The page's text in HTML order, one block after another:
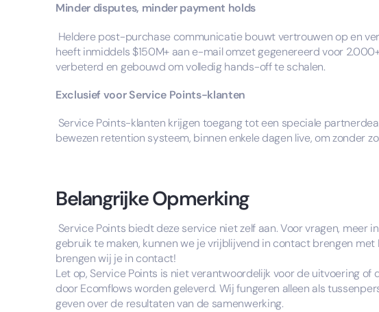
Minder disputes, minder payment holds
Heldere post-purchase communicatie bouwt vertrouwen op en
heeft inmiddels $150M+ aan e-mail omzet gegenereerd voor
verbeterd en gebouwd om volledig hands-off te schalen.
Exclusief voor Service Points-klanten
Service Points-klanten krijgen toegang tot een speciale
bewezen retention systeem, binnen enkele dagen live, om zonder
Belangrijke Opmerking
Service Points biedt deze service niet zelf aan. Voor vragen, meer
gebruik te maken, kunnen we je vrijblijvend in contact brengen met
brengen wij je in contact!
Let op, Service Points is niet verantwoordelijk voor de uitvoering
door Ecomflows worden geleverd. Wij fungeren alleen als
geven over de resultaten van de samenwerking.